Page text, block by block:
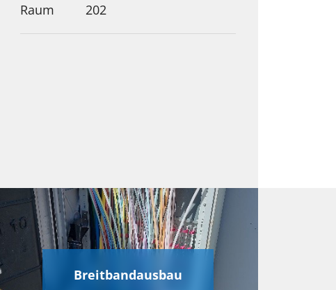
202
Breitbandausbau